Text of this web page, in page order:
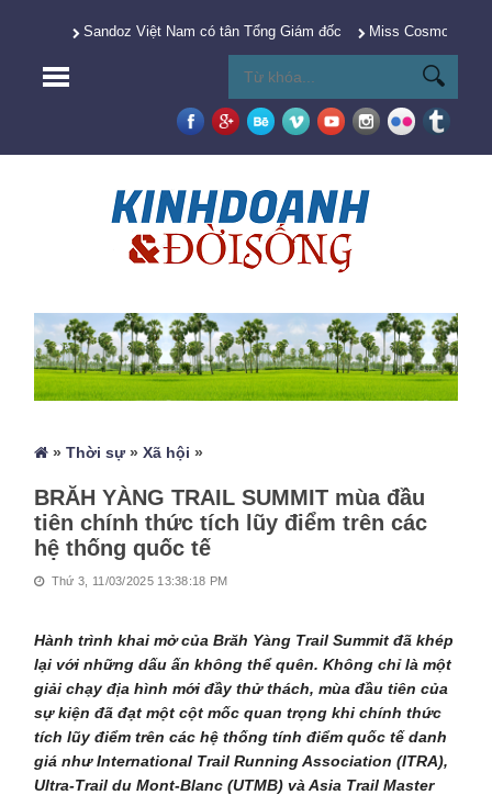
Sandoz Việt Nam có tân Tổng Giám đốc Miss Cosmo 2025
»Thời sự»Xã hội »
BRĂH YÀNG TRAIL SUMMIT mùa đầu
tiên chính thức tích lũy điểm trên các
hệ thống quốc tế
Thứ 3, 11/03/2025 13:38:18 PM
Hành trình khai mở của Brăh Yàng Trail Summit đã khép
lại với những dấu ấn không thể quên. Không chỉ là một
giải chạy địa hình mới đầy thử thách, mùa đầu tiên của
sự kiện đã đạt một cột mốc quan trọng khi chính thức
tích lũy điểm trên các hệ thống tính điểm quốc tế danh
giá nhưInternational Trail Running Association (ITRA),
Ultra-Trail du Mont-Blanc (UTMB) và Asia Trail Master